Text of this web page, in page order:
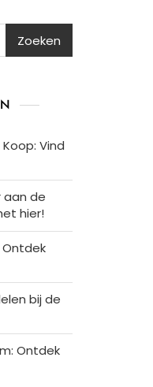
Zoeken
Vind
aan de
hier!
Ontdek
bij de
Ontdek